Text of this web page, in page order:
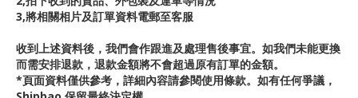
3,將相關相片及訂單資料電郵至客服
收到上述資料後，我們會作跟進及處理售後事宜。如我們未能更換
而需安排退款，退款金額將不會超過原有訂單的金額。
*頁面資料僅供參考，詳細內容請參閱使用條款。如有任何爭議，